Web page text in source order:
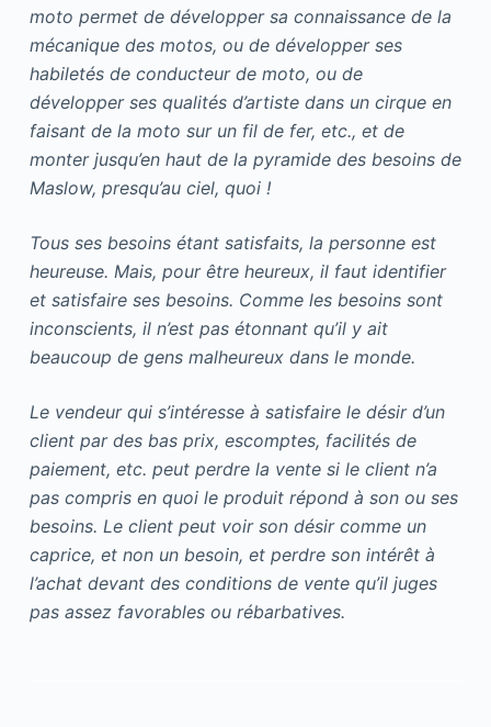
moto permet de développer sa connaissance de la
mécanique des motos, ou de développer ses
habiletés de conducteur de moto, ou de
développer ses qualités d’artiste dans un cirque en
faisant de la moto sur un fil de fer, etc., et de
monter jusqu’en haut de la pyramide des besoins de
Maslow, presqu’au ciel, quoi !
Tous ses besoins étant satisfaits, la personne est
heureuse. Mais, pour être heureux, il faut identifier
et satisfaire ses besoins. Comme les besoins sont
inconscients, il n’est pas étonnant qu’il y ait
beaucoup de gens malheureux dans le monde.
Le vendeur qui s’intéresse à satisfaire le désir d’un
client par des bas prix, escomptes, facilités de
paiement, etc. peut perdre la vente si le client n’a
pas compris en quoi le produit répond à son ou ses
besoins. Le client peut voir son désir comme un
caprice, et non un besoin, et perdre son intérêt à
l’achat devant des conditions de vente qu’il juges
pas assez favorables ou rébarbatives.